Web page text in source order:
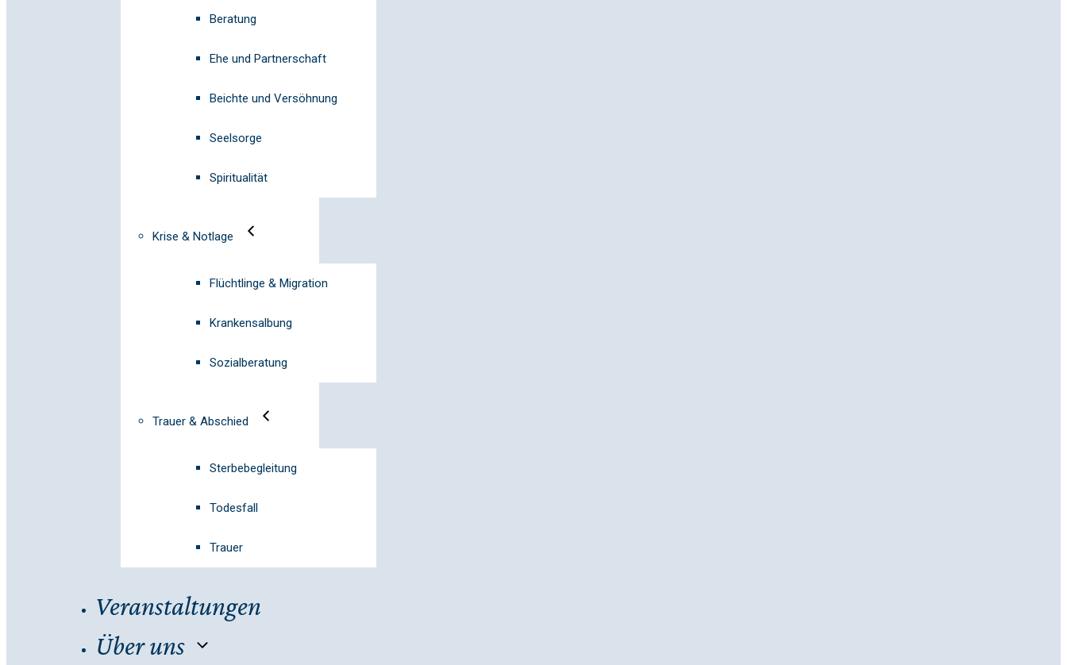
Beratung
Ehe und Partnerschaft
Beichte und Versöhnung
Seelsorge
Spiritualität
Krise & Notlage
Flüchtlinge & Migration
Krankensalbung
Sozialberatung
Trauer & Abschied
Sterbebegleitung
Todesfall
Trauer
Veranstaltungen
Über uns